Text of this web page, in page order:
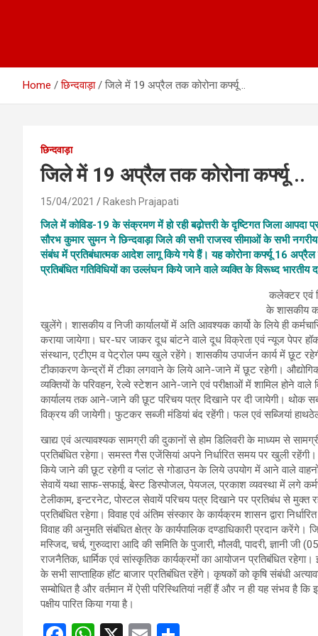
Home छिन्दवाड़ा जिले में 19 अप्रैल तक कोरोना कर्फ्यू ..
छिन्दवाड़ा
जिले में 19 अप्रैल तक कोरोना कर्फ्यू ..
15/04/2021 Rakesh Prajapati
जिले में कोविड-19 के संक्रमण में हो रही बढ़ोत्तरी के दृष्टिगत जिला
सौरभ कुमार सुमन ने छिन्दवाड़ा जिले की सभी राजस्व सीमाओं के सभी
संबंध में प्रतिबंधात्मक आदेश लागू किये गये हैं। यह कोरोना कर्फ्यू 16
प्रतिबंधित गतिविधियों का उल्लंघन किये जाने वाले व्यक्ति के विरूध्द भारतीय
कलेक्टर एवं
के शासकीय
खुलेंगे। शासकीय व निजी कार्यालयों में अति आवश्यक कार्यो के लिये ही
कराया जायेगा। घर-घर जाकर दूध बांटने वाले दूध विक्रेता एवं न्यूज पेपर
संस्थान, एटीएम व पेट्रोल पम्प खुले रहेंगे। शासकीय उपार्जन कार्य में छूट
टीकाकरण केन्द्रों में टीका लगवाने के लिये आने-जाने में छूट रहेगी। औद्योगिक
व्यक्तियों के परिवहन, रेल्वे स्टेशन आने-जाने एवं परीक्षाओं में शामिल होने वाले
कार्यालय तक आने-जाने की छूट परिचय पत्र दिखाने पर दी जायेगी। थोक
विक्रय की जायेगी। फुटकर सब्जी मंडियां बंद रहेंगी। फल एवं सब्जियां
खाद्य एवं अत्यावश्यक सामग्री की दुकानों से होम डिलिवरी के माध्यम से
प्रतिबंधित रहेगा। समस्त गैस एजेंसियां अपने निर्धारित समय पर खुली
किये जाने की छूट रहेगी व प्लांट से गोडाउन के लिये उपयोग में आने वाले
सेवायें यथा साफ-सफाई, बेस्ट डिस्पोजल, पेयजल, प्रकाश व्यवस्था में लगे
टेलीकाम, इन्टरनेट, पोस्टल सेवायें परिचय पत्र दिखाने पर प्रतिबंध से
प्रतिबंधित रहेगा। विवाह एवं अंतिम संस्कार के कार्यक्रम शासन द्वारा
विवाह की अनुमति संबंधित क्षेत्र के कार्यपालिक दण्डाधिकारी प्रदान
मस्जिद, चर्च, गुरुव्दारा आदि की समिति के पुजारी, मौलवी, पादरी, ज्ञानी
राजनैतिक, धार्मिक एवं सांस्कृतिक कार्यक्रमों का आयोजन प्रतिबंधित
के सभी साप्ताहिक हॉट बाजार प्रतिबंधित रहेंगे। कृषकों को कृषि संबंधी
सम्बोधित है और वर्तमान में ऐसी परिस्थितियां नहीं हैं और न ही यह संभव है
पक्षीय पारित किया गया है।